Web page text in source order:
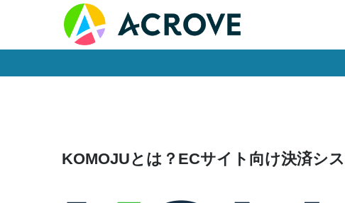
KOMOJUとは？ECサイト向け決済シ